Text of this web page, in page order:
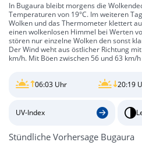
In Bugaura bleibt morgens die
Temperaturen von 19°C. Im weiteren
Wolken und das Thermometer klettert
einen wolkenlosen Himmel bei Werten
stören nur einzelne Wolken den sonst
Der Wind weht aus östlicher Richtung
km/h. Mit Böen zwischen 56 und 63 km/
06:03 Uhr 20:19
UV-Index
Stündliche Vorhersage Bugaura